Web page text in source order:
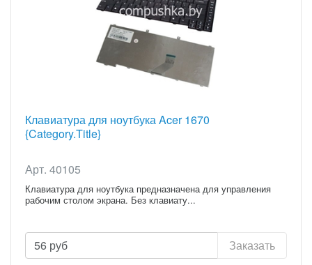
Клавиатура для ноутбука Acer 1670
{Category.Title}
Арт. 40105
Клавиатура для ноутбука предназначена для управления
рабочим столом экрана. Без клавиату...
56 руб Заказать